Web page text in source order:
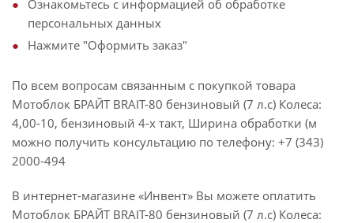
Ознакомьтесь с информацией об обработке
персональных данных
Нажмите "Оформить заказ"
По всем вопросам связанным с покупкой товара
Мотоблок БРАЙТ BRAIT-80 бензиновый (7 л.с) Колеса:
4,00-10, бензиновый 4-х такт, Ширина обработки (м
можно получить консультацию по телефону: +7 (343)
2000-494
В интернет-магазине «Инвент» Вы можете оплатить
Мотоблок БРАЙТ BRAIT-80 бензиновый (7 л.с) Колеса: